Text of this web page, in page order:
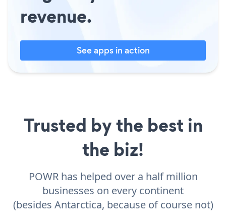
revenue.
See apps in action
Trusted by the best in
the biz!
POWR has helped over a half million
businesses on every continent
(besides Antarctica, because of course not)